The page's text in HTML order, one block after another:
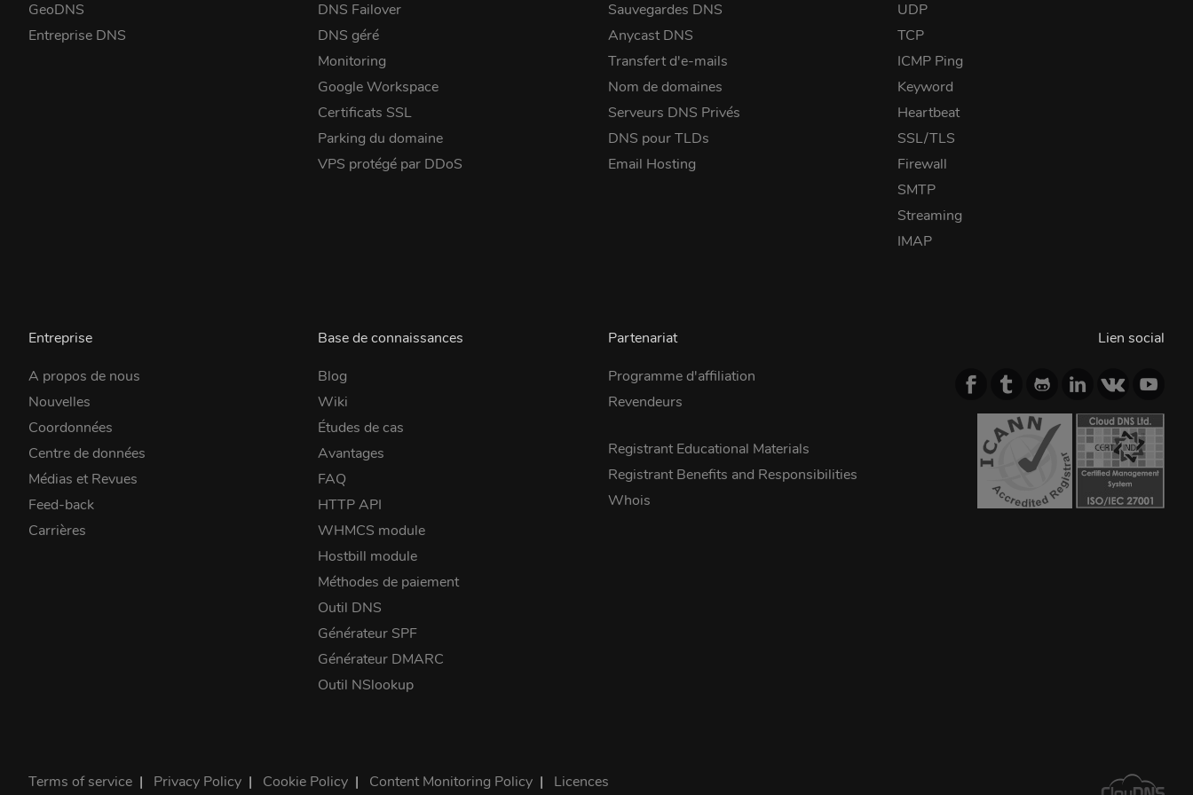
GeoDNS
Entreprise DNS
DNS Failover
DNS géré
Monitoring
Google Workspace
Certificats SSL
Parking du domaine
VPS protégé par DDoS
Sauvegardes DNS
Anycast DNS
Transfert d'e-mails
Nom de domaines
Serveurs DNS Privés
DNS pour TLDs
Email Hosting
UDP
TCP
ICMP Ping
Keyword
Heartbeat
SSL/TLS
Firewall
SMTP
Streaming
IMAP
Entreprise
A propos de nous
Nouvelles
Coordonnées
Centre de données
Médias et Revues
Feed-back
Carrières
Base de connaissances
Blog
Wiki
Études de cas
Avantages
FAQ
HTTP API
WHMCS module
Hostbill module
Méthodes de paiement
Outil DNS
Générateur SPF
Générateur DMARC
Outil NSlookup
Partenariat
Programme d'affiliation
Revendeurs
Registrant Educational Materials
Registrant Benefits and Responsibilities
Whois
Lien social
Terms of service | Privacy Policy | Cookie Policy | Content Monitoring Policy | Licences